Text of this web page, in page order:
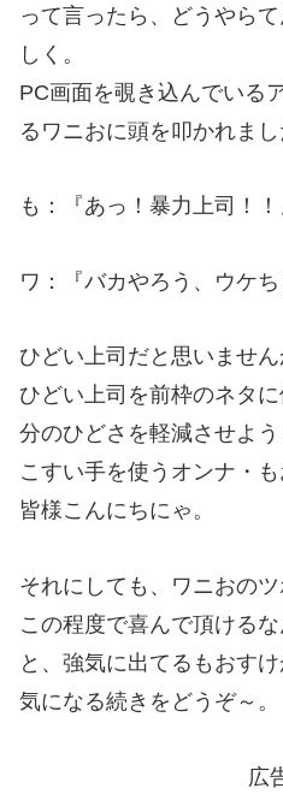
って言ったら、どうやら
しく。
PC画面を覗き込んでいる
るワニおに頭を叩かれまし
も：『あっ！暴力上司！！
ワ：『バカやろう、ウケち
ひどい上司だと思いません
ひどい上司を前枠のネタ
分のひどさを軽減させよう
こすい手を使うオンナ・も
皆様こんにちにゃ。
それにしても、ワニおのツ
この程度で喜んで頂けるな
と、強気に出てるもおす
気になる続きをどうぞ～。
広